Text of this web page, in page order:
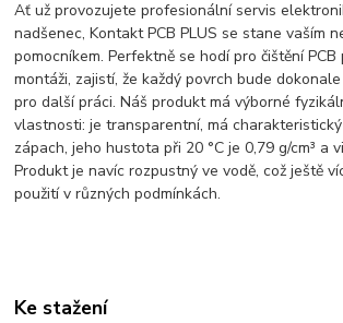
Ať už provozujete profesionální servis
nadšenec, Kontakt PCB PLUS se stane vaším
pomocníkem. Perfektně se hodí pro čištění
montáži, zajistí, že každý povrch bude
pro další práci. Náš produkt má výborné
vlastnosti: je transparentní, má
zápach, jeho hustota při 20 °C je 0,79 g/cm³ a
Produkt je navíc rozpustný ve vodě, což ještě
použití v různých podmínkách.
Ke stažení